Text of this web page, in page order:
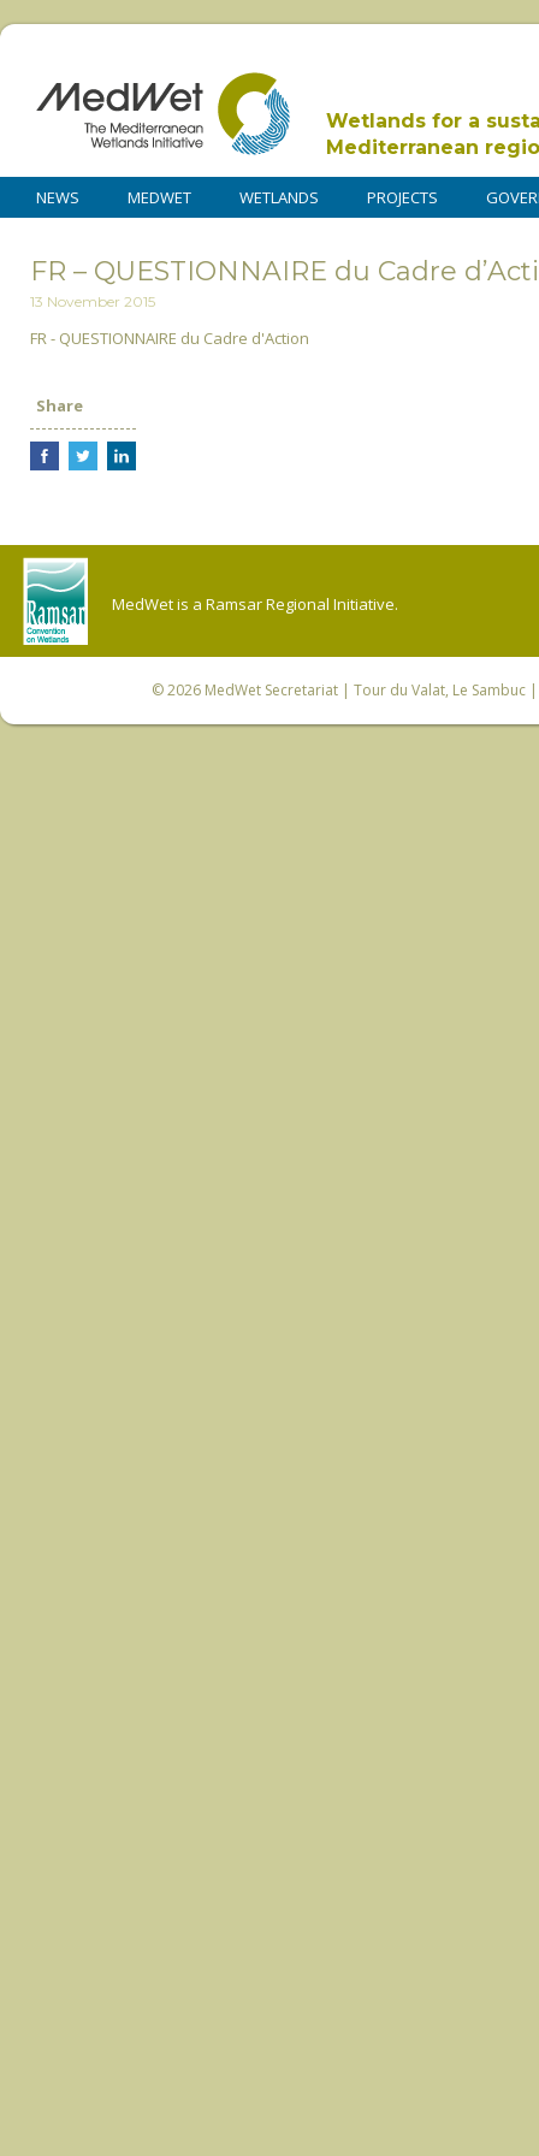
Wetlands for a
Mediterranean
NEWS MEDWET WETLANDS PROJECTS
FR – QUESTIONNAIRE du Cadre
13 November 2015
FR - QUESTIONNAIRE du Cadre d'Action
Share
MedWet is a Ramsar Regional Initiative.
© 2026 MedWet Secretariat| Tour du Valat, Le Sambuc